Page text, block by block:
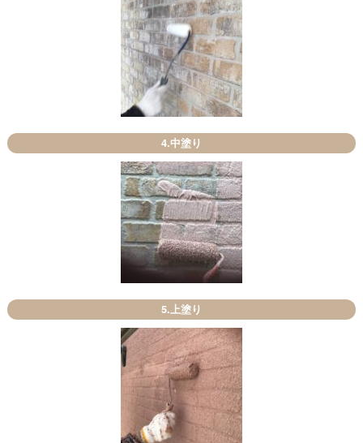
4.中塗り
5.上塗り